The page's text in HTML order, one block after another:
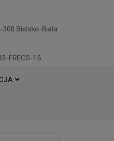
Bielsko-Biała
FRECS-15